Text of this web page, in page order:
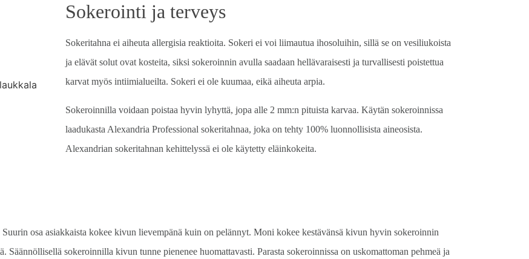
Sokerointi ja terveys
Sokeritahna ei aiheuta allergisia reaktioita. Sokeri ei voi liimautua ihosoluihin, sillä se on vesiliukoista
ja elävät solut ovat kosteita, siksi sokeroinnin avulla saadaan hellävaraisesti ja turvallisesti poistettua
karvat myös intiimialueilta. Sokeri ei ole kuumaa, eikä aiheuta arpia.
Sokeroinnilla voidaan poistaa hyvin lyhyttä, jopa alle 2 mm:n pituista karvaa. Käytän sokeroinnissa
laadukasta Alexandria Professional sokeritahnaa, joka on tehty 100% luonnollisista aineosista.
Alexandrian sokeritahnan kehittelyssä ei ole käytetty eläinkokeita.
osa asiakkaista kokee kivun lievempänä kuin on pelännyt. Moni kokee kestävänsä kivun hyvin sokeroinnin
Säännöllisellä sokeroinnilla kivun tunne pienenee huomattavasti. Parasta sokeroinnissa on uskomattoman pehmeä ja